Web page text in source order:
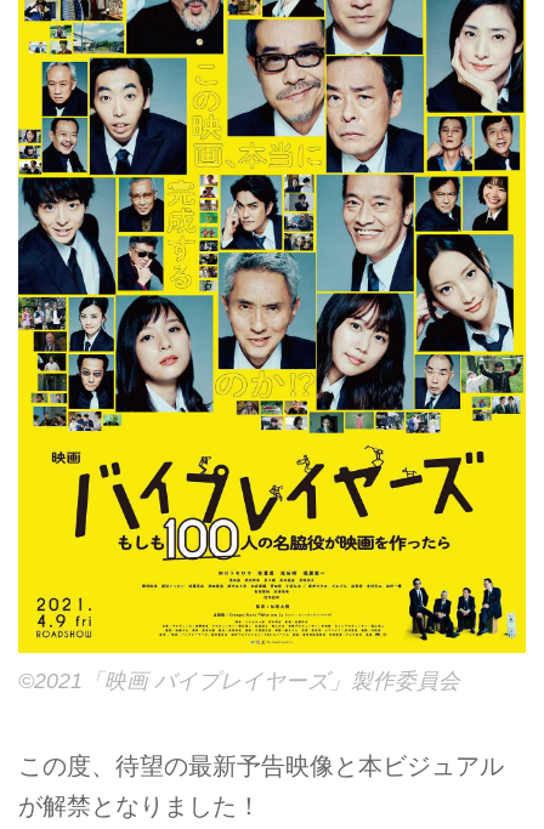
©2021「映画 バイプレイヤーズ」製作委員会
この度、待望の最新予告映像と本ビジュアル
が解禁となりました！